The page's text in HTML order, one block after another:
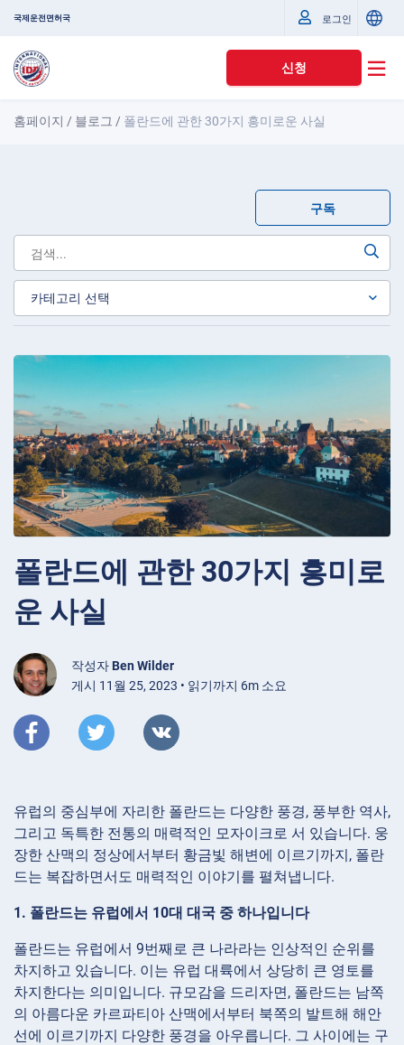
국제운전면허국 로그인
신청
홈페이지 / 블로그 / 폴란드에 관한 30가지 흥미로운 사실
구독
폴란드에 관한 30가지 흥미로
운 사실
작성자 Ben Wilder
게시 11월 25, 2023 • 읽기까지 6m 소요
유럽의 중심부에 자리한 폴란드는 다양한 풍경, 풍부한 역사,
그리고 독특한 전통의 매력적인 모자이크로 서 있습니다. 웅
장한 산맥의 정상에서부터 황금빛 해변에 이르기까지, 폴란
드는 복잡하면서도 매력적인 이야기를 펼쳐냅니다.
1. 폴란드는 유럽에서 10대 대국 중 하나입니다
폴란드는 유럽에서 9번째로 큰 나라라는 인상적인 순위를
차지하고 있습니다. 이는 유럽 대륙에서 상당히 큰 영토를
차지한다는 의미입니다. 규모감을 드리자면, 폴란드는 남쪽
의 아름다운 카르파티아 산맥에서부터 북쪽의 발트해 해안
선에 이르기까지 다양한 풍경을 아우릅니다. 그 사이에는 구